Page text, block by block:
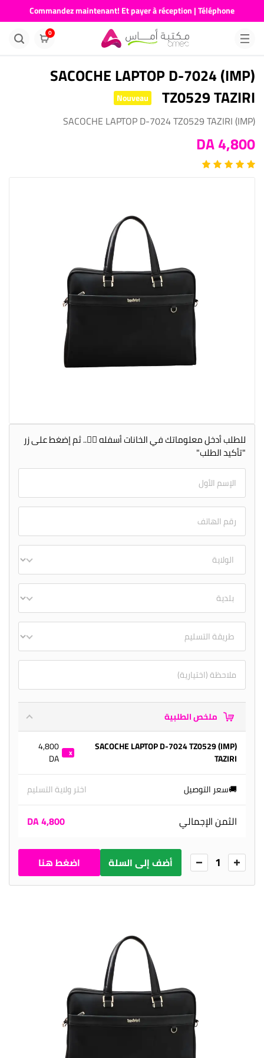
Commandez maintenant! Et payer à réception | Téléphone
676681730
0
(IMP) SACOCHE LAPTOP D-7024
TZ0529 TAZIRI
Nouveau
(IMP) SACOCHE LAPTOP D-7024 TZ0529 TAZIRI
4,800 DA
للطلب أدخل معلوماتك في الخانات أسفله 👇🏻.. ثم إضغط على زر
"تأكيد الطلب"
ملخص الطلبية
(IMP) SACOCHE LAPTOP D-7024 TZ0529
TAZIRI
1
4,800
DA
🚚سعر التوصيل
اختر ولاية التسليم
الثمن الإجمالي 4,800 DA
1 أضف إلى السلة
اضغط هنا
للطلب